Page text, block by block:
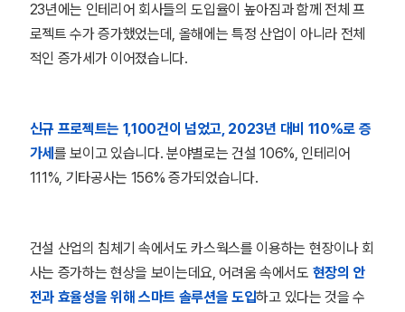
23년에는 인테리어 회사들의 도입율이 높아짐과 함께 전체 프
로젝트 수가 증가했었는데, 올해에는 특정 산업이 아니라 전체
적인 증가세가 이어졌습니다.
신규 프로젝트는 1,100건이 넘었고, 2023년 대비 110%로 증
가세를 보이고 있습니다. 분야별로는 건설 106%, 인테리어
111%, 기타공사는 156% 증가되었습니다.
건설 산업의 침체기 속에서도 카스웍스를 이용하는 현장이나 회
사는 증가하는 현상을 보이는데요, 어려움 속에서도 현장의 안
전과 효율성을 위해 스마트 솔루션을 도입하고 있다는 것을 수